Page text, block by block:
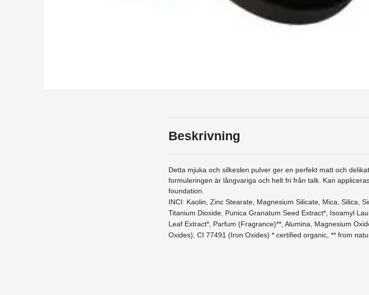
Beskrivning
Detta mjuka och silkeslen pulver ger en perfekt matt och
formuleringen är långvariga och helt fri från talk. Kan
foundation.
INCI: Kaolin, Zinc Stearate, Magnesium Silicate, Mica, Silica,
Titanium Dioxide, Punica Granatum Seed Extract*, Isoamyl
Leaf Extract*, Parfum (Fragrance)**, Alumina, Magnesium
Oxides), CI 77491 (Iron Oxides) * certified organic, ** from